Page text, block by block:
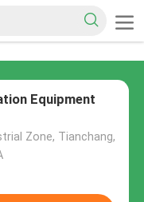
Equipment
Zone, Tianchang,